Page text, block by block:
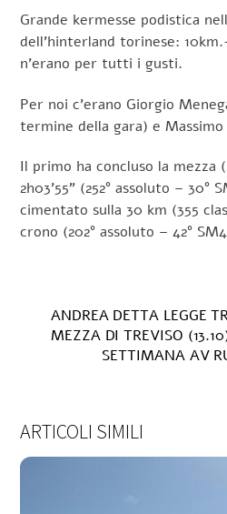
Grande kermesse podistica
dell’hinterland torinese:
n’erano per tutti i gusti.
Per noi c’erano Giorgio
termine della gara) e
Il primo ha concluso la mezza
2h03’55” (252° assoluto – 30°
cimentato sulla 30 km (355
crono (202° assoluto – 42°
ANDREA DETTA LEGGE
MEZZA DI TREVISO
SETTIMANA AV
ARTICOLI SIMILI